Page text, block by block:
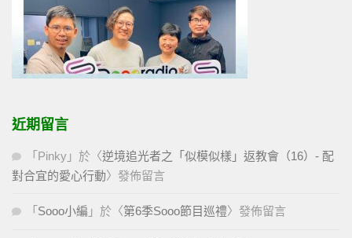
近期留言
「 Pinky 」於〈逆境追光者之「似模似樣」返教會（16）- 配
對合宜的愛心行動〉發佈留言
「 Sooo小編 」於〈第6季Sooo節目巡禮〉發佈留言